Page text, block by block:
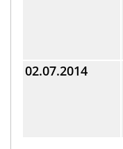
02.07.2014